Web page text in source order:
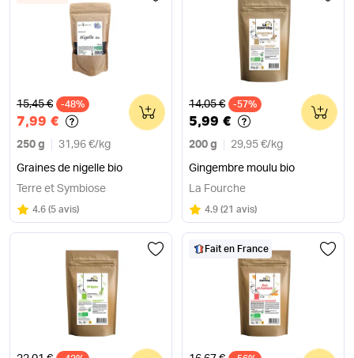
Ancien prix
15,45 € -48%
7,99 €
250 g 31,96 €/ kg
Graines de nigelle bio
0
Terre et Symbiose
Note
4.6 sur 5
(5 avis)
Ancien prix
14,05 € -57%
5,99 €
200 g 29,95 €/ kg
Gingembre moulu bio
0
La Fourche
Note
4.9 sur 5
(21 avis)
Fait en France